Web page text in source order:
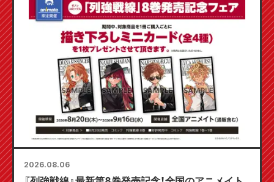
2026.08.06